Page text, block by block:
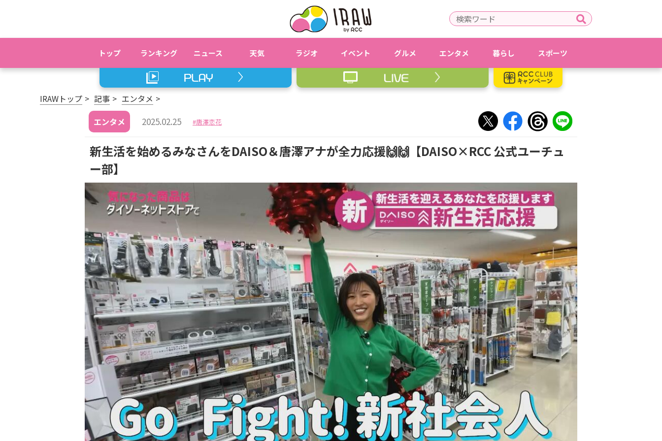
トップ ランキング ニュース 天気 ラジオ イベント グルメ エンタメ 暮らし スポーツ
IRAWトップ 記事
エンタメ
エンタメ
2025.02.25 唐澤恋花
新生活を始めるみなさんをDAISO＆唐澤アナが全力応援🙌🙌【DAISO×RCC 公式ユーチュ
ー部】